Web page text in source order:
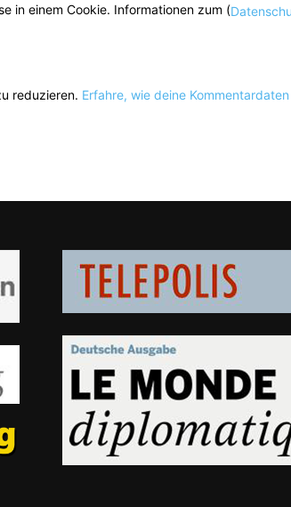
in einem Cookie. Informationen zum (
reduzieren. Erfahre, wie deine Kommentardaten